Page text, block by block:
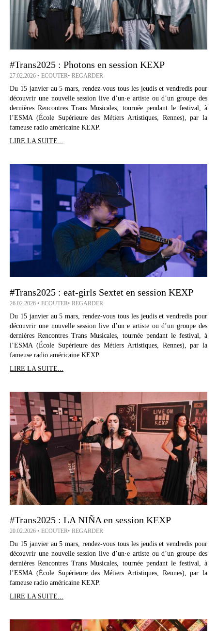
#Trans2025 : Photons en session KEXP
27.02.2026 ECOUTER REGARDER
Du 15 janvier au 5 mars, rendez-vous tous les jeudis et vendredis pour
découvrir une nouvelle session live d’un·e artiste ou d’un groupe des
dernières Rencontres Trans Musicales, tournée pendant le festival, à
l’ESMA (École Supérieure des Métiers Artistiques, Rennes), par la
fameuse radio américaine KEXP.
LIRE LA SUITE...
#Trans2025 : eat-girls Sextet en session KEXP
26.02.2026 ECOUTER REGARDER
Du 15 janvier au 5 mars, rendez-vous tous les jeudis et vendredis pour
découvrir une nouvelle session live d’un·e artiste ou d’un groupe des
dernières Rencontres Trans Musicales, tournée pendant le festival, à
l’ESMA (École Supérieure des Métiers Artistiques, Rennes), par la
fameuse radio américaine KEXP.
LIRE LA SUITE...
#Trans2025 : LA NIÑA en session KEXP
20.02.2026 ECOUTER REGARDER
Du 15 janvier au 5 mars, rendez-vous tous les jeudis et vendredis pour
découvrir une nouvelle session live d’un·e artiste ou d’un groupe des
dernières Rencontres Trans Musicales, tournée pendant le festival, à
l’ESMA (École Supérieure des Métiers Artistiques, Rennes), par la
fameuse radio américaine KEXP.
LIRE LA SUITE...